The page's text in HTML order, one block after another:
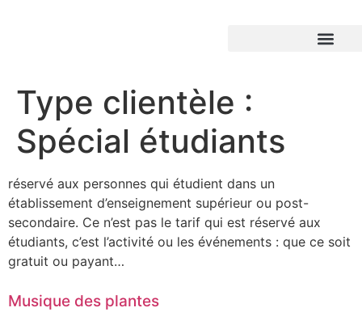
Type clientèle :
Spécial étudiants
réservé aux personnes qui étudient dans un
établissement d’enseignement supérieur ou post-
secondaire. Ce n’est pas le tarif qui est réservé aux
étudiants, c’est l’activité ou les événements : que ce soit
gratuit ou payant…
Musique des plantes